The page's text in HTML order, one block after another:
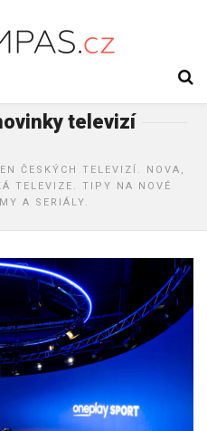
televizí
ČESKÝCH TELEVIZÍ. NOVA,
TELEVIZE. TIPY NA NOVÉ
A SERIÁLY.